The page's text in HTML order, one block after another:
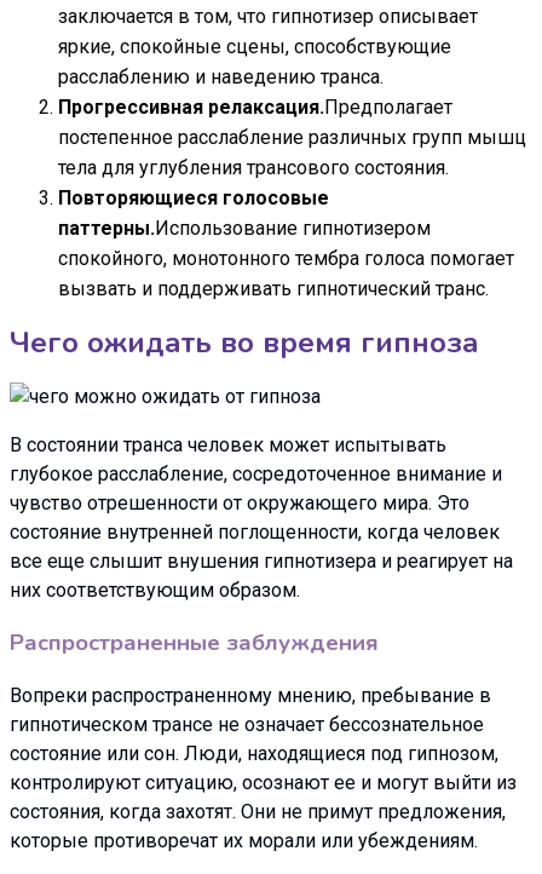
заключается в том, что гипнотизер описывает
яркие, спокойные сцены, способствующие
расслаблению и наведению транса.
Прогрессивная релаксация.Предполагает
постепенное расслабление различных групп мышц
тела для углубления трансового состояния.
Повторяющиеся голосовые
паттерны.Использование гипнотизером
спокойного, монотонного тембра голоса помогает
вызвать и поддерживать гипнотический транс.
Чего ожидать во время гипноза
В состоянии транса человек может испытывать
глубокое расслабление, сосредоточенное внимание и
чувство отрешенности от окружающего мира. Это
состояние внутренней поглощенности, когда человек
все еще слышит внушения гипнотизера и реагирует на
них соответствующим образом.
Распространенные заблуждения
Вопреки распространенному мнению, пребывание в
гипнотическом трансе не означает бессознательное
состояние или сон. Люди, находящиеся под гипнозом,
контролируют ситуацию, осознают ее и могут выйти из
состояния, когда захотят. Они не примут предложения,
которые противоречат их морали или убеждениям.